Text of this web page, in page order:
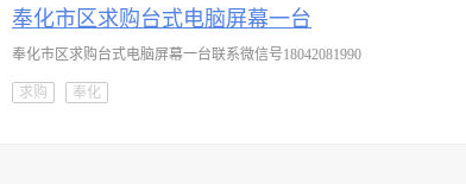
奉化市区求购台式电脑屏幕一台
奉化市区求购台式电脑屏幕一台联系微信号18042081990
求购 奉化